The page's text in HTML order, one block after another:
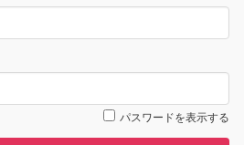
パスワードを表示する